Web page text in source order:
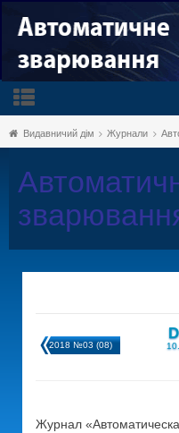
Видавничий дім Журнали
2018 №03 (08)
Журнал